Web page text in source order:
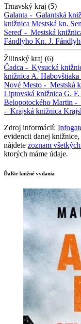
Trnavský kraj (5)
Galanta - Galantská
knižnica Mestská kn.
Sereď - Mestská
Fándlyho Kn. J.
Žilinský kraj (6)
Čadca - Kysucká
knižnica A. Habovštiaka
Nové Mesto - Mestská
Liptovská knižnica G.
Belopotockého Martin -
- Krajská knižnica
Zdroj informácií:
evidencii danej
nájdete zoznam
ktorých máme údaje.
Ďalšie knižné vydania